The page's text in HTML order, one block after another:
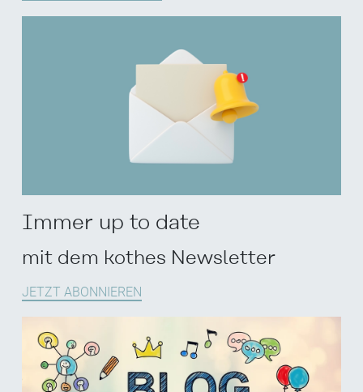
Immer up to date
mit dem kothes Newsletter
JETZT ABONNIEREN